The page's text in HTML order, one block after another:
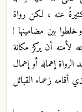
عنه ، لكن رواة
بين مضامينها !
أن يركز مكانة
إهماله أو إهمال
زعماء القبائل